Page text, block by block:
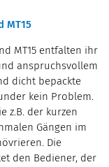
MT15
MT15 entfalten ihr
anspruchsvollem
dicht bepackte
kein Problem.
z.B. der kurzen
Gängen im
Die
den Bediener, der